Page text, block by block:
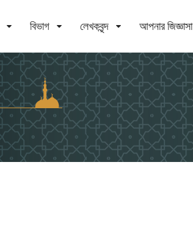
বিভাগ লেখকবৃন্দ আপনার জিজ্ঞাসা